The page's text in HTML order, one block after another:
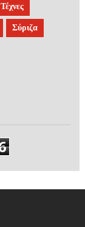
Σύριζα